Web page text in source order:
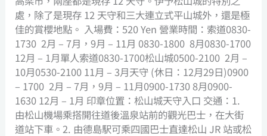
處，除了是現存 12 天守和三大連立式平山城外，還是極
佳的賞櫻地點。 入場費：520 Yen 營業時間：索道0830-
1730 2月 – 7月，9月 – 11月 0830-1800 8月0830-1700
12月 – 1月單人索道0830-1700松山城0500-2100 2月 –
10月0530-2100 11月 – 3月天守 (休日：12月29日)0900
– 1700 2月 – 7月，9月 – 11月0900-1730 8月0900-
1630 12月 – 1月 印章位置：松山城天守入口 交通：1.
由松山機場乘搭開往道後溫泉站前的觀光巴士，在大街
道站下車。2. 由德島駅可乘四國巴士直達松山 JR 站或松